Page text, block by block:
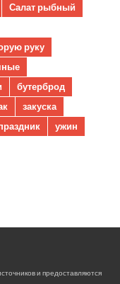
Салат рыбный
руку
бутерброд
закуска
ужин
и предоставляются